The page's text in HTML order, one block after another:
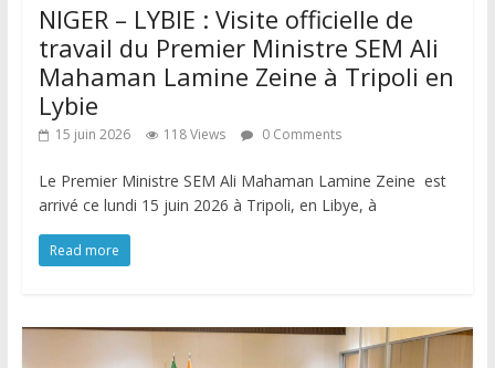
NIGER – LYBIE : Visite officielle de
travail du Premier Ministre SEM Ali
Mahaman Lamine Zeine à Tripoli en
Lybie
15 juin 2026 118 Views 0 Comments
Le Premier Ministre SEM Ali Mahaman Lamine Zeine est
arrivé ce lundi 15 juin 2026 à Tripoli, en Libye, à
Read more